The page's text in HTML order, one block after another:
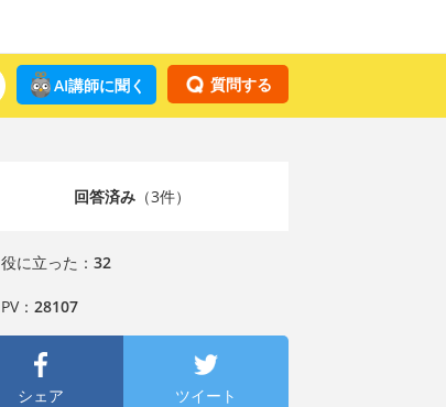
質問する
AI講師に聞く
回答済み（3件）
役に立った： 32
PV： 28107
シェア ツイート